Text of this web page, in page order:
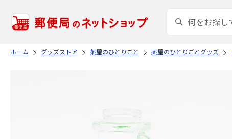
ホーム グッズストア 薬屋のひとりごと 薬屋のひとりごとグッズ